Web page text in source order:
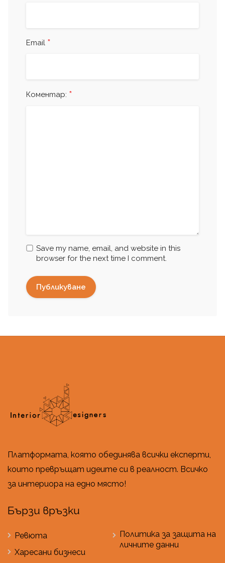
Email *
Коментар: *
Save my name, email, and website in this
browser for the next time I comment.
Платформата, която обединява всички експерти,
които превръщат идеите си в реалност. Всичко
за интериора на едно място!
Бързи връзки
Ревюта
Харесани бизнеси
Политика за защита на
личните данни